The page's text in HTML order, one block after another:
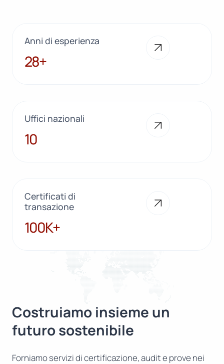
Anni di esperienza
28+
28+
Uffici nazionali
10
10
Certificati di
transazione
100K+
100K+
Costruiamo insieme un
futuro sostenibile
Forniamo servizi di certificazione, audit e prove nei